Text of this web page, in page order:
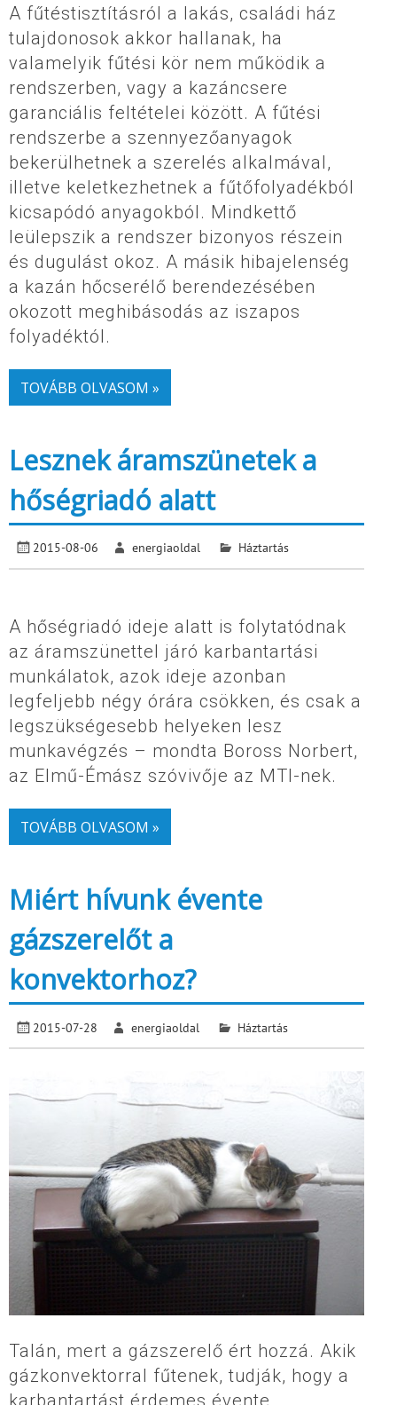
A fűtéstisztításról a lakás, családi ház
tulajdonosok akkor hallanak, ha
valamelyik fűtési kör nem működik a
rendszerben, vagy a kazáncsere
garanciális feltételei között. A fűtési
rendszerbe a szennyezőanyagok
bekerülhetnek a szerelés alkalmával,
illetve keletkezhetnek a fűtőfolyadékból
kicsapódó anyagokból. Mindkettő
leülepszik a rendszer bizonyos részein
és dugulást okoz. A másik hibajelenség
a kazán hőcserélő berendezésében
okozott meghibásodás az iszapos
folyadéktól.
TOVÁBB OLVASOM »
Lesznek áramszünetek a
hőségriadó alatt
2015-08-06 energiaoldal Háztartás
A hőségriadó ideje alatt is folytatódnak
az áramszünettel járó karbantartási
munkálatok, azok ideje azonban
legfeljebb négy órára csökken, és csak a
legszükségesebb helyeken lesz
munkavégzés – mondta Boross Norbert,
az Elmű-Émász szóvivője az MTI-nek.
TOVÁBB OLVASOM »
Miért hívunk évente
gázszerelőt a
konvektorhoz?
2015-07-28 energiaoldal Háztartás
Talán, mert a gázszerelő ért hozzá. Akik
gázkonvektorral fűtenek, tudják, hogy a
karbantartást érdemes évente